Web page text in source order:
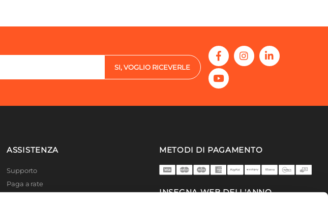
SI, VOGLIO RICEVERLE
ASSISTENZA
Supporto
Paga a rate
METODI DI PAGAMENTO
INSEGNA WEB DELL'ANNO